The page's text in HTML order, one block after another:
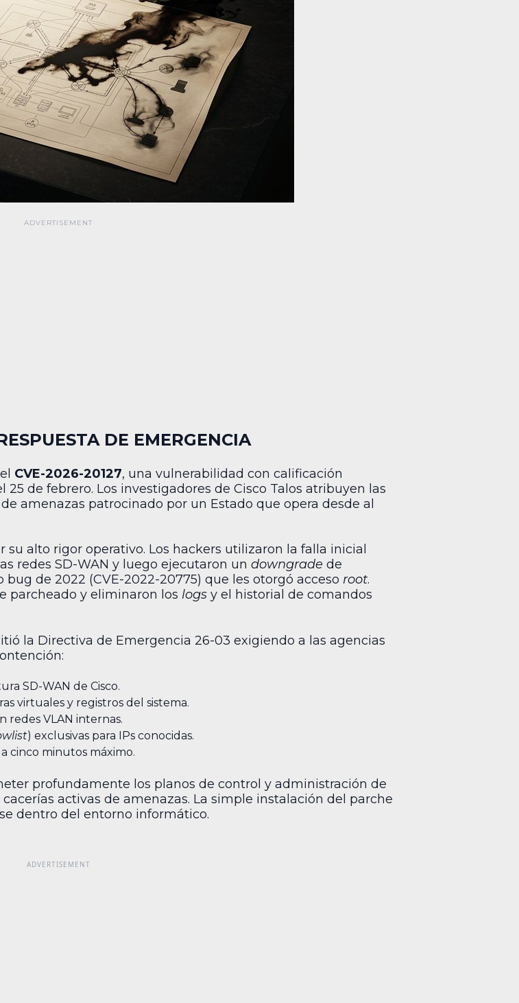
DE EMERGENCIA
CVE-2026-20127, una vulnerabilidad con calificación
25 de febrero. Los investigadores de Cisco Talos atribuyen las
amenazas patrocinado por un Estado que opera desde al
alto rigor operativo. Los hackers utilizaron la falla inicial
redes SD-WAN y luego ejecutaron un downgrade de
de 2022 (CVE-2022-20775) que les otorgó acceso root.
parcheado y eliminaron los logs y el historial de comandos
la Directiva de Emergencia 26-03 exigiendo a las agencias
SD-WAN de Cisco.
virtuales y registros del sistema.
redes VLAN internas.
) exclusivas para IPs conocidas.
cinco minutos máximo.
profundamente los planos de control y administración de
activas de amenazas. La simple instalación del parche
dentro del entorno informático.